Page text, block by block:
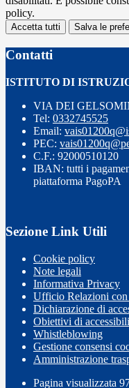
policy.
Accetta tutti Salva le
Contatti
ISTITUTO DI
VIA DEI
Tel: 0332745525
Email:
PEC:
C.F.: 92000510120
IBAN: tutti i
piattaforma PagoPA
Sezione Link Utili
Cookie policy
Note legali
Informativa Privacy
Ufficio Relazioni
Dichiarazione di
Obiettivi di
Whistleblowing
Gestione consensi
Amministrazione
Pagina visualizzata